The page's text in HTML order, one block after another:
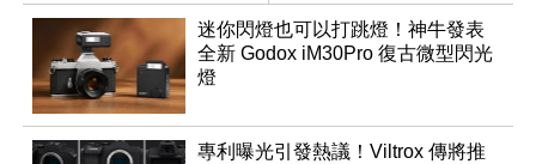
迷你閃燈也可以打跳燈！神牛發表
全新 Godox iM30Pro 復古微型閃光
燈
專利曝光引發熱議！Viltrox 傳將推